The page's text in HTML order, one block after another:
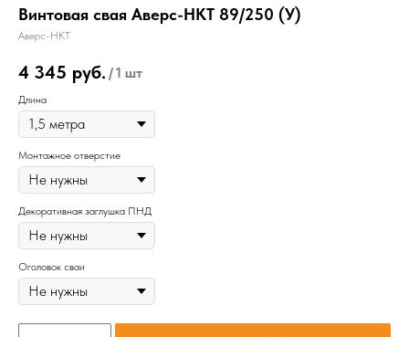
Винтовая свая Аверс-НКТ 89/250 (У)
Аверс-НКТ
4 345 руб. /1 шт
Длина
Монтажное отверстие
Декоративная заглушка ПНД
Оголовок сваи